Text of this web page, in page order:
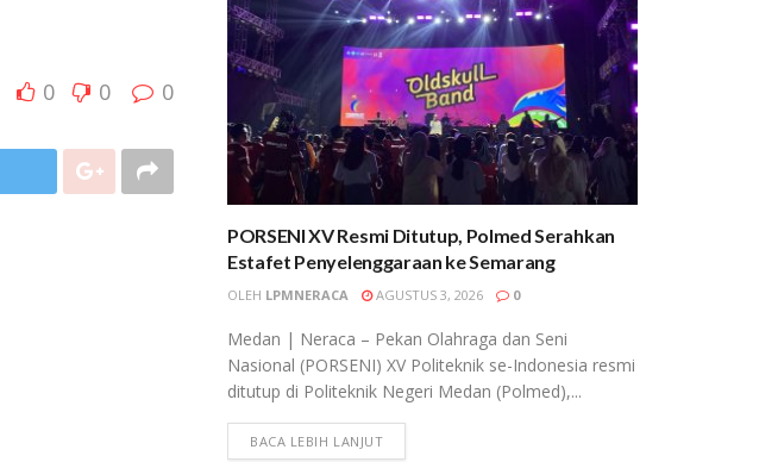
0 0 0
PORSENI XV Resmi Ditutup, Polmed Serahkan
Estafet Penyelenggaraan ke Semarang
OLEH LPMNERACA AGUSTUS 3, 2026 0
Medan | Neraca – Pekan Olahraga dan Seni
Nasional (PORSENI) XV Politeknik se-Indonesia resmi
ditutup di Politeknik Negeri Medan (Polmed),...
BACA LEBIH LANJUT